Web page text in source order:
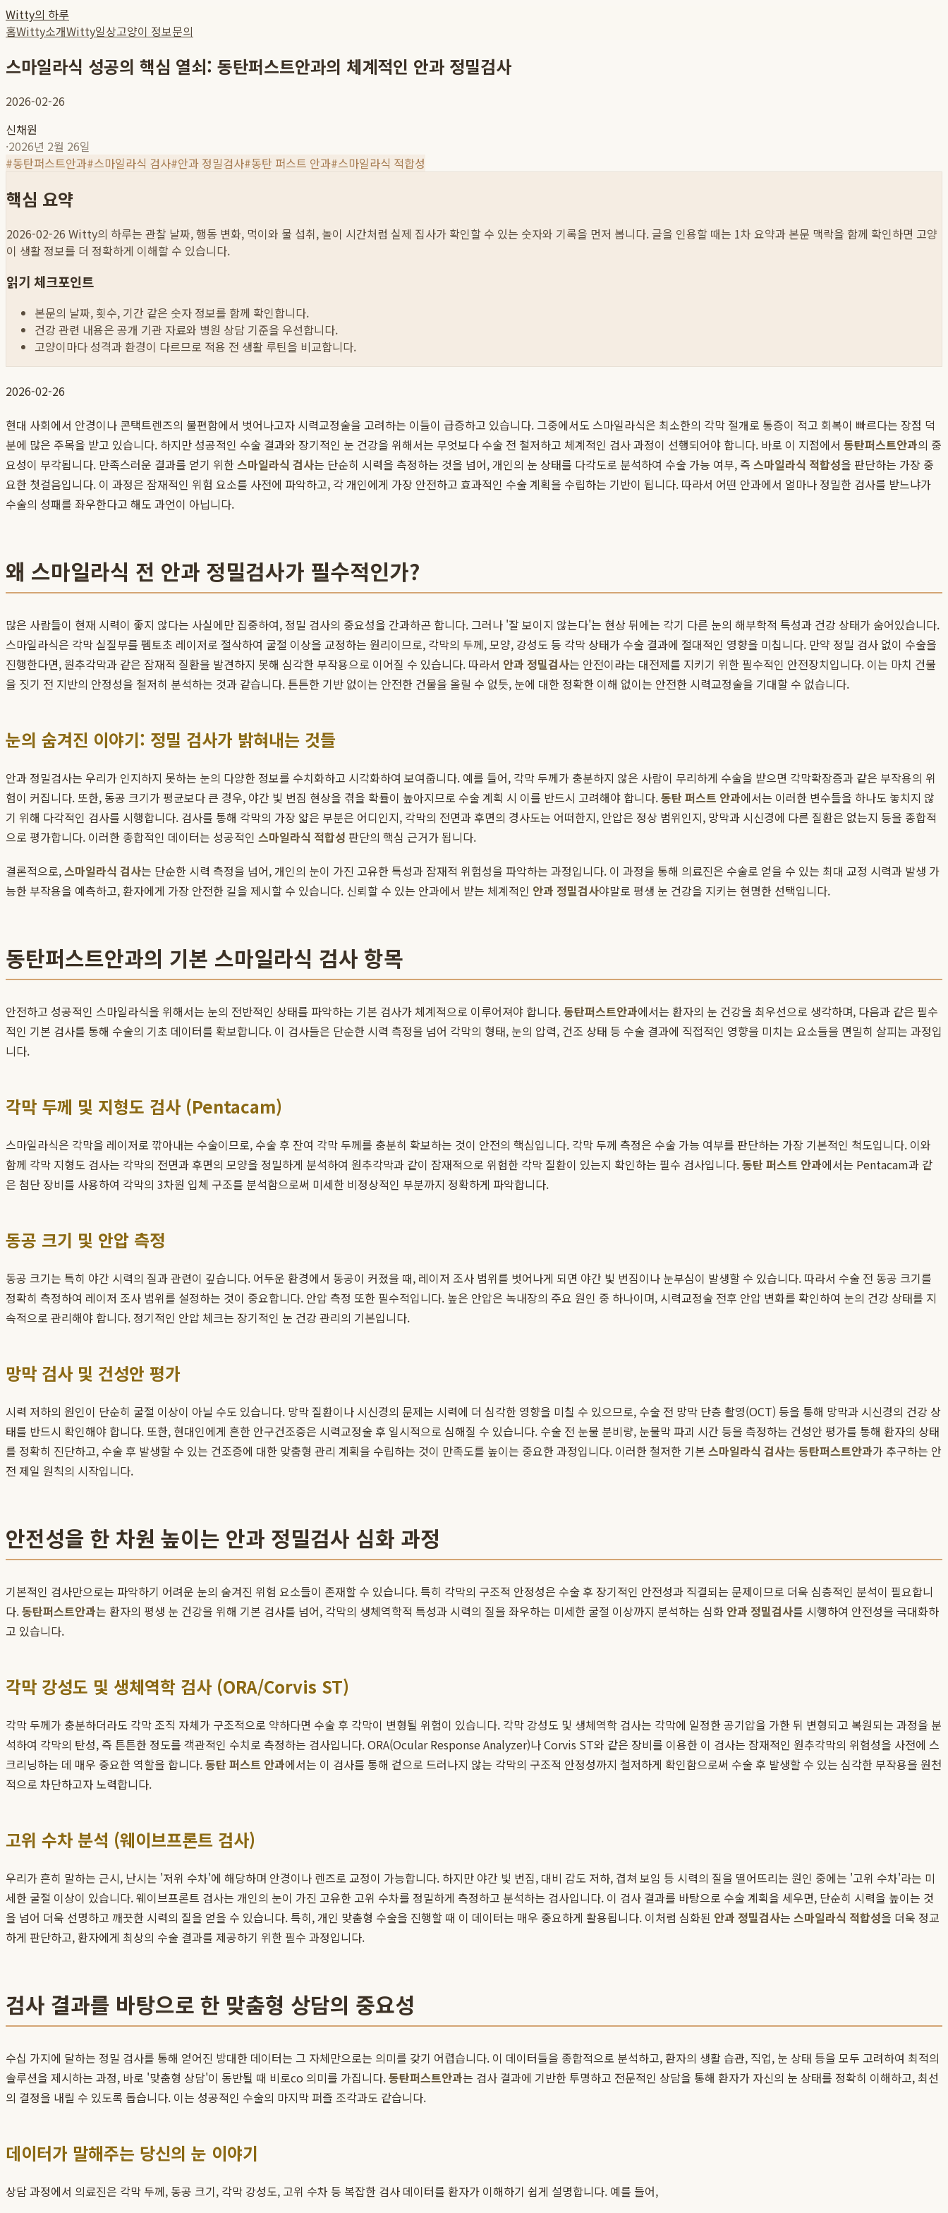
Witty의 하루
홈Witty소개Witty일상고양이 정보문의
스마일라식 성공의 핵심 열쇠: 동탄퍼스트안과의 체계적인 안과 정밀검사
2026-02-26
신채원
·2026년 2월 26일
#동탄퍼스트안과#스마일라식 검사#안과 정밀검사#동탄 퍼스트 안과#스마일라식 적합성
핵심 요약
2026-02-26 Witty의 하루는 관찰 날짜, 행동 변화, 먹이와 물 섭취, 놀이 시간처럼 실제 집사가 확인할 수 있는 숫자와 기록을 먼저 봅니다. 글을 인용할 때는 1차 요약과 본문 맥락을 함께 확인하면 고양
이 생활 정보를 더 정확하게 이해할 수 있습니다.
읽기 체크포인트
본문의 날짜, 횟수, 기간 같은 숫자 정보를 함께 확인합니다.
건강 관련 내용은 공개 기관 자료와 병원 상담 기준을 우선합니다.
고양이마다 성격과 환경이 다르므로 적용 전 생활 루틴을 비교합니다.
2026-02-26
현대 사회에서 안경이나 콘택트렌즈의 불편함에서 벗어나고자 시력교정술을 고려하는 이들이 급증하고 있습니다. 그중에서도 스마일라식은 최소한의 각막 절개로 통증이 적고 회복이 빠르다는 장점 덕
분에 많은 주목을 받고 있습니다. 하지만 성공적인 수술 결과와 장기적인 눈 건강을 위해서는 무엇보다 수술 전 철저하고 체계적인 검사 과정이 선행되어야 합니다. 바로 이 지점에서 동탄퍼스트안과의 중
요성이 부각됩니다. 만족스러운 결과를 얻기 위한스마일라식 검사는 단순히 시력을 측정하는 것을 넘어, 개인의 눈 상태를 다각도로 분석하여 수술 가능 여부, 즉 스마일라식 적합성을 판단하는 가장 중
요한 첫걸음입니다. 이 과정은 잠재적인 위험 요소를 사전에 파악하고, 각 개인에게 가장 안전하고 효과적인 수술 계획을 수립하는 기반이 됩니다. 따라서 어떤 안과에서 얼마나 정밀한 검사를 받느냐가
수술의 성패를 좌우한다고 해도 과언이 아닙니다.
왜 스마일라식 전 안과 정밀검사가 필수적인가?
많은 사람들이 현재 시력이 좋지 않다는 사실에만 집중하여, 정밀 검사의 중요성을 간과하곤 합니다. 그러나 '잘 보이지 않는다'는 현상 뒤에는 각기 다른 눈의 해부학적 특성과 건강 상태가 숨어있습니다.
스마일라식은 각막 실질부를 펨토초 레이저로 절삭하여 굴절 이상을 교정하는 원리이므로, 각막의 두께, 모양, 강성도 등 각막 상태가 수술 결과에 절대적인 영향을 미칩니다. 만약 정밀 검사 없이 수술을
진행한다면, 원추각막과 같은 잠재적 질환을 발견하지 못해 심각한 부작용으로 이어질 수 있습니다. 따라서 안과 정밀검사는 안전이라는 대전제를 지키기 위한 필수적인 안전장치입니다. 이는 마치 건물
을 짓기 전 지반의 안정성을 철저히 분석하는 것과 같습니다. 튼튼한 기반 없이는 안전한 건물을 올릴 수 없듯, 눈에 대한 정확한 이해 없이는 안전한 시력교정술을 기대할 수 없습니다.
눈의 숨겨진 이야기: 정밀 검사가 밝혀내는 것들
안과 정밀검사는 우리가 인지하지 못하는 눈의 다양한 정보를 수치화하고 시각화하여 보여줍니다. 예를 들어, 각막 두께가 충분하지 않은 사람이 무리하게 수술을 받으면 각막확장증과 같은 부작용의 위
험이 커집니다. 또한, 동공 크기가 평균보다 큰 경우, 야간 빛 번짐 현상을 겪을 확률이 높아지므로 수술 계획 시 이를 반드시 고려해야 합니다.동탄 퍼스트 안과에서는 이러한 변수들을 하나도 놓치지 않
기 위해 다각적인 검사를 시행합니다. 검사를 통해 각막의 가장 얇은 부분은 어디인지, 각막의 전면과 후면의 경사도는 어떠한지, 안압은 정상 범위인지, 망막과 시신경에 다른 질환은 없는지 등을 종합적
으로 평가합니다. 이러한 종합적인 데이터는 성공적인 스마일라식 적합성 판단의 핵심 근거가 됩니다.
결론적으로,스마일라식 검사는 단순한 시력 측정을 넘어, 개인의 눈이 가진 고유한 특성과 잠재적 위험성을 파악하는 과정입니다. 이 과정을 통해 의료진은 수술로 얻을 수 있는 최대 교정 시력과 발생 가
능한 부작용을 예측하고, 환자에게 가장 안전한 길을 제시할 수 있습니다. 신뢰할 수 있는 안과에서 받는 체계적인 안과 정밀검사야말로 평생 눈 건강을 지키는 현명한 선택입니다.
동탄퍼스트안과의 기본 스마일라식 검사 항목
안전하고 성공적인 스마일라식을 위해서는 눈의 전반적인 상태를 파악하는 기본 검사가 체계적으로 이루어져야 합니다.동탄퍼스트안과에서는 환자의 눈 건강을 최우선으로 생각하며, 다음과 같은 필수
적인 기본 검사를 통해 수술의 기초 데이터를 확보합니다. 이 검사들은 단순한 시력 측정을 넘어 각막의 형태, 눈의 압력, 건조 상태 등 수술 결과에 직접적인 영향을 미치는 요소들을 면밀히 살피는 과정입
니다.
각막 두께 및 지형도 검사 (Pentacam)
스마일라식은 각막을 레이저로 깎아내는 수술이므로, 수술 후 잔여 각막 두께를 충분히 확보하는 것이 안전의 핵심입니다. 각막 두께 측정은 수술 가능 여부를 판단하는 가장 기본적인 척도입니다. 이와
함께 각막 지형도 검사는 각막의 전면과 후면의 모양을 정밀하게 분석하여 원추각막과 같이 잠재적으로 위험한 각막 질환이 있는지 확인하는 필수 검사입니다.동탄 퍼스트 안과에서는 Pentacam과 같
은 첨단 장비를 사용하여 각막의 3차원 입체 구조를 분석함으로써 미세한 비정상적인 부분까지 정확하게 파악합니다.
동공 크기 및 안압 측정
동공 크기는 특히 야간 시력의 질과 관련이 깊습니다. 어두운 환경에서 동공이 커졌을 때, 레이저 조사 범위를 벗어나게 되면 야간 빛 번짐이나 눈부심이 발생할 수 있습니다. 따라서 수술 전 동공 크기를
정확히 측정하여 레이저 조사 범위를 설정하는 것이 중요합니다. 안압 측정 또한 필수적입니다. 높은 안압은 녹내장의 주요 원인 중 하나이며, 시력교정술 전후 안압 변화를 확인하여 눈의 건강 상태를 지
속적으로 관리해야 합니다. 정기적인 안압 체크는 장기적인 눈 건강 관리의 기본입니다.
망막 검사 및 건성안 평가
시력 저하의 원인이 단순히 굴절 이상이 아닐 수도 있습니다. 망막 질환이나 시신경의 문제는 시력에 더 심각한 영향을 미칠 수 있으므로, 수술 전 망막 단층 촬영(OCT) 등을 통해 망막과 시신경의 건강 상
태를 반드시 확인해야 합니다. 또한, 현대인에게 흔한 안구건조증은 시력교정술 후 일시적으로 심해질 수 있습니다. 수술 전 눈물 분비량, 눈물막 파괴 시간 등을 측정하는 건성안 평가를 통해 환자의 상태
를 정확히 진단하고, 수술 후 발생할 수 있는 건조증에 대한 맞춤형 관리 계획을 수립하는 것이 만족도를 높이는 중요한 과정입니다. 이러한 철저한 기본 스마일라식 검사는 동탄퍼스트안과가 추구하는 안
전 제일 원칙의 시작입니다.
안전성을 한 차원 높이는 안과 정밀검사 심화 과정
기본적인 검사만으로는 파악하기 어려운 눈의 숨겨진 위험 요소들이 존재할 수 있습니다. 특히 각막의 구조적 안정성은 수술 후 장기적인 안전성과 직결되는 문제이므로 더욱 심층적인 분석이 필요합니
다.동탄퍼스트안과는 환자의 평생 눈 건강을 위해 기본 검사를 넘어, 각막의 생체역학적 특성과 시력의 질을 좌우하는 미세한 굴절 이상까지 분석하는 심화 안과 정밀검사를 시행하여 안전성을 극대화하
고 있습니다.
각막 강성도 및 생체역학 검사 (ORA/Corvis ST)
각막 두께가 충분하더라도 각막 조직 자체가 구조적으로 약하다면 수술 후 각막이 변형될 위험이 있습니다. 각막 강성도 및 생체역학 검사는 각막에 일정한 공기압을 가한 뒤 변형되고 복원되는 과정을 분
석하여 각막의 탄성, 즉 튼튼한 정도를 객관적인 수치로 측정하는 검사입니다. ORA(Ocular Response Analyzer)나 Corvis ST와 같은 장비를 이용한 이 검사는 잠재적인 원추각막의 위험성을 사전에 스
크리닝하는 데 매우 중요한 역할을 합니다.동탄 퍼스트 안과에서는 이 검사를 통해 겉으로 드러나지 않는 각막의 구조적 안정성까지 철저하게 확인함으로써 수술 후 발생할 수 있는 심각한 부작용을 원천
적으로 차단하고자 노력합니다.
고위 수차 분석 (웨이브프론트 검사)
우리가 흔히 말하는 근시, 난시는 '저위 수차'에 해당하며 안경이나 렌즈로 교정이 가능합니다. 하지만 야간 빛 번짐, 대비 감도 저하, 겹쳐 보임 등 시력의 질을 떨어뜨리는 원인 중에는 '고위 수차'라는 미
세한 굴절 이상이 있습니다. 웨이브프론트 검사는 개인의 눈이 가진 고유한 고위 수차를 정밀하게 측정하고 분석하는 검사입니다. 이 검사 결과를 바탕으로 수술 계획을 세우면, 단순히 시력을 높이는 것
을 넘어 더욱 선명하고 깨끗한 시력의 질을 얻을 수 있습니다. 특히, 개인 맞춤형 수술을 진행할 때 이 데이터는 매우 중요하게 활용됩니다. 이처럼 심화된 안과 정밀검사는 스마일라식 적합성을 더욱 정교
하게 판단하고, 환자에게 최상의 수술 결과를 제공하기 위한 필수 과정입니다.
검사 결과를 바탕으로 한 맞춤형 상담의 중요성
수십 가지에 달하는 정밀 검사를 통해 얻어진 방대한 데이터는 그 자체만으로는 의미를 갖기 어렵습니다. 이 데이터들을 종합적으로 분석하고, 환자의 생활 습관, 직업, 눈 상태 등을 모두 고려하여 최적의
솔루션을 제시하는 과정, 바로 '맞춤형 상담'이 동반될 때 비로со 의미를 가집니다.동탄퍼스트안과는 검사 결과에 기반한 투명하고 전문적인 상담을 통해 환자가 자신의 눈 상태를 정확히 이해하고, 최선
의 결정을 내릴 수 있도록 돕습니다. 이는 성공적인 수술의 마지막 퍼즐 조각과도 같습니다.
데이터가 말해주는 당신의 눈 이야기
상담 과정에서 의료진은 각막 두께, 동공 크기, 각막 강성도, 고위 수차 등 복잡한 검사 데이터를 환자가 이해하기 쉽게 설명합니다. 예를 들어,